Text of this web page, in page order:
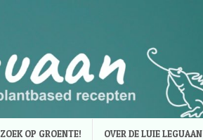
ZOEK OP GROENTE! OVER DE LUIE LEGUAAN